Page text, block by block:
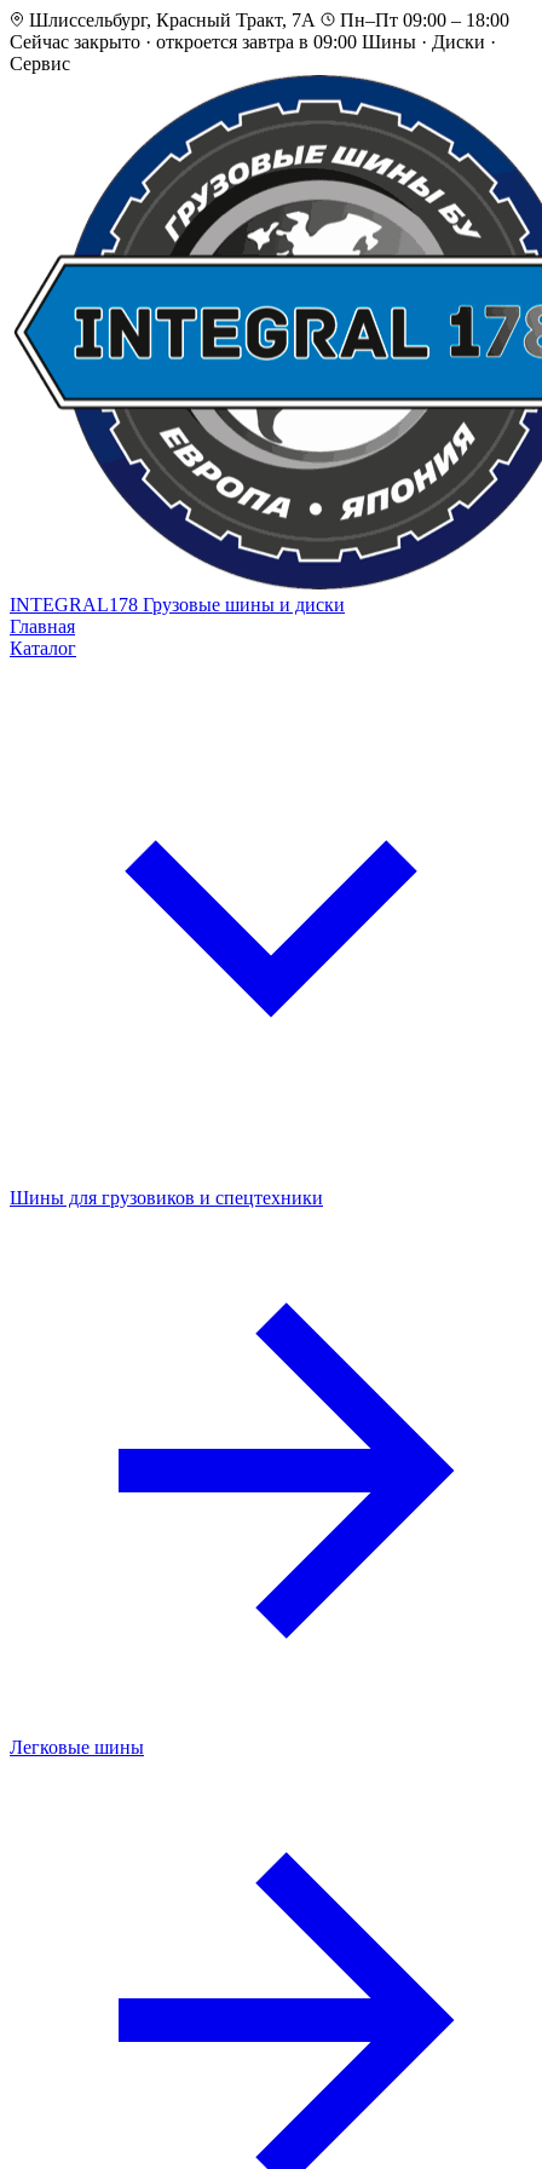
Шлиссельбург, Красный Тракт, 7А
Пн–Пт 09:00 – 18:00
Сейчас закрыто · откроется завтра в 09:00 Шины · Диски ·
Сервис
INTEGRAL178 Грузовые шины и диски
Главная
Каталог
Шины для грузовиков и спецтехники
Легковые шины